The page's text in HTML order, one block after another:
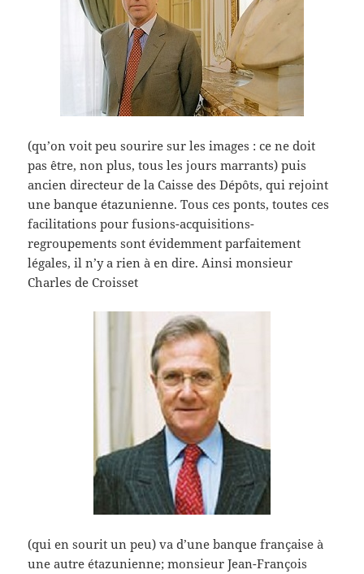
(qu’on voit peu sourire sur les images : ce ne doit
pas être, non plus, tous les jours marrants) puis
ancien directeur de la Caisse des Dépôts, qui rejoint
une banque étazunienne. Tous ces ponts, toutes ces
facilitations pour fusions-acquisitions-
regroupements sont évidemment parfaitement
légales, il n’y a rien à en dire. Ainsi monsieur
Charles de Croisset
(qui en sourit un peu) va d’une banque française à
une autre étazunienne; monsieur Jean-François